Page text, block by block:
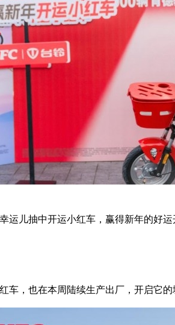
运儿抽中开运小红车，赢得新年的好运
，也在本周陆续生产出厂，开启它的